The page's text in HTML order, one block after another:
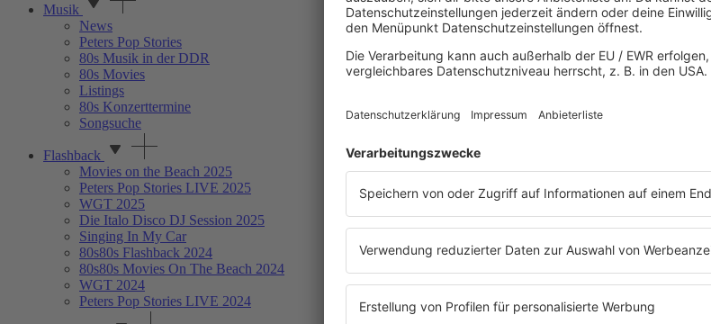
Musik
News
Peters Pop Stories
80s Musik in der DDR
80s Movies
Listings
80s Konzerttermine
Songsuche
Flashback
Movies on the Beach 2025
Peters Pop Stories LIVE 2025
WGT 2025
Die Italo Disco DJ Session 2025
Singing In My Car
80s80s Flashback 2024
80s80s Movies On The Beach 2024
WGT 2024
Peters Pop Stories LIVE 2024